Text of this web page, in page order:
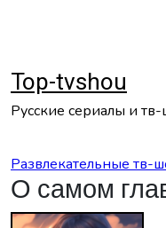
Top-tvshou
Русские сериалы и
Развлекательные тв-
О самом